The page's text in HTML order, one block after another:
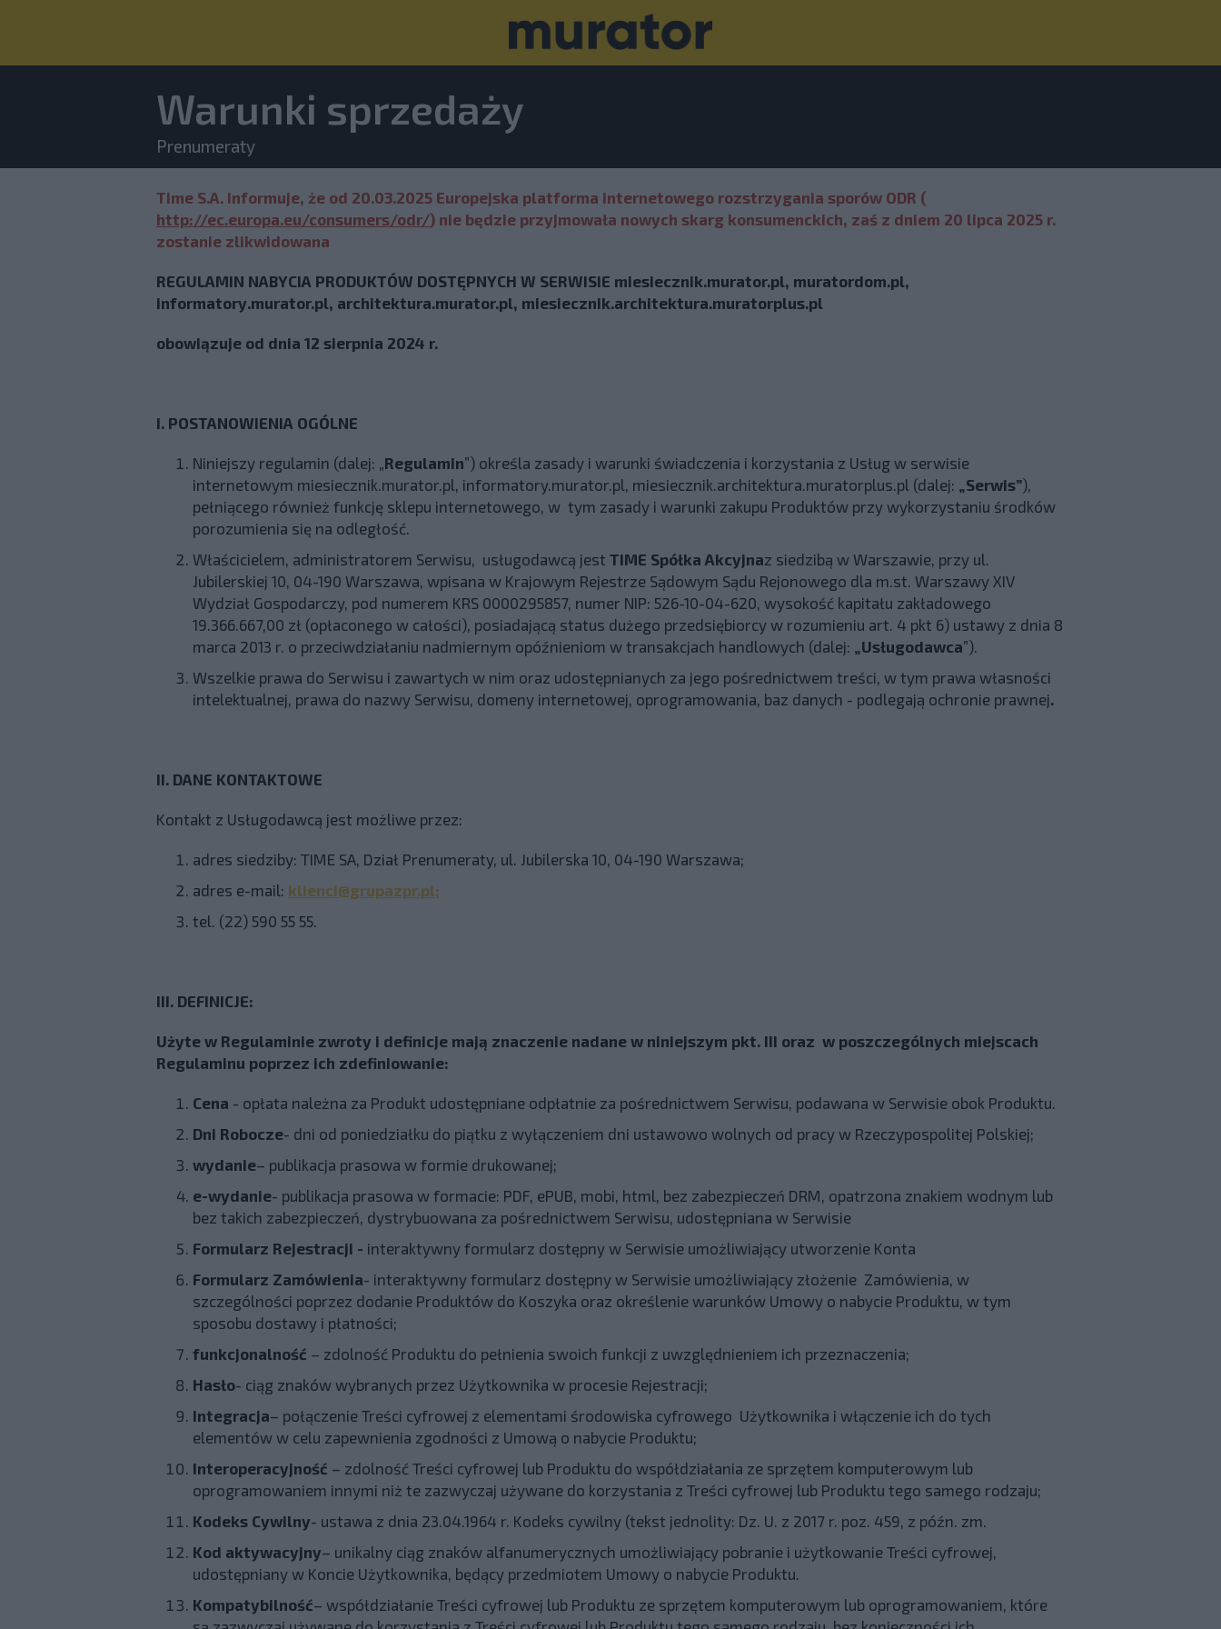
Warunki sprzedaży
Prenumeraty
Time S.A. informuje, że od 20.03.2025 Europejska platforma internetowego rozstrzygania sporów ODR (
http://ec.europa.eu/consumers/odr/) nie będzie przyjmowała nowych skarg konsumenckich, zaś z dniem 20 lipca 2025 r.
zostanie zlikwidowana
REGULAMIN NABYCIA PRODUKTÓW DOSTĘPNYCH W SERWISIE miesiecznik.murator.pl, muratordom.pl,
informatory.murator.pl, architektura.murator.pl, miesiecznik.architektura.muratorplus.pl
obowiązuje od dnia 12 sierpnia 2024 r.
I. POSTANOWIENIA OGÓLNE
Niniejszy regulamin (dalej: „Regulamin”) określa zasady i warunki świadczenia i korzystania z Usług w serwisie
internetowym miesiecznik.murator.pl, informatory.murator.pl, miesiecznik.architektura.muratorplus.pl (dalej: „Serwis”),
pełniącego również funkcję sklepu internetowego, w tym zasady i warunki zakupu Produktów przy wykorzystaniu środków
porozumienia się na odległość.
Właścicielem, administratorem Serwisu, usługodawcą jest TIME Spółka Akcyjnaz siedzibą w Warszawie, przy ul.
Jubilerskiej 10, 04-190 Warszawa, wpisana w Krajowym Rejestrze Sądowym Sądu Rejonowego dla m.st. Warszawy XIV
Wydział Gospodarczy, pod numerem KRS 0000295857, numer NIP: 526-10-04-620, wysokość kapitału zakładowego
19.366.667,00 zł (opłaconego w całości), posiadającą status dużego przedsiębiorcy w rozumieniu art. 4 pkt 6) ustawy z dnia 8
marca 2013 r. o przeciwdziałaniu nadmiernym opóźnieniom w transakcjach handlowych (dalej: „Usługodawca”).
Wszelkie prawa do Serwisu i zawartych w nim oraz udostępnianych za jego pośrednictwem treści, w tym prawa własności
intelektualnej, prawa do nazwy Serwisu, domeny internetowej, oprogramowania, baz danych - podlegają ochronie prawnej.
II. DANE KONTAKTOWE
Kontakt z Usługodawcą jest możliwe przez:
adres siedziby: TIME SA, Dział Prenumeraty, ul. Jubilerska 10, 04-190 Warszawa;
adres e-mail: klienci@grupazpr.pl;
tel. (22) 590 55 55.
III. DEFINICJE:
Użyte w Regulaminie zwroty i definicje mają znaczenie nadane w niniejszym pkt. III oraz w poszczególnych miejscach
Regulaminu poprzez ich zdefiniowanie:
Cena - opłata należna za Produkt udostępniane odpłatnie za pośrednictwem Serwisu, podawana w Serwisie obok Produktu.
Dni Robocze- dni od poniedziałku do piątku z wyłączeniem dni ustawowo wolnych od pracy w Rzeczypospolitej Polskiej;
wydanie– publikacja prasowa w formie drukowanej;
e-wydanie- publikacja prasowa w formacie: PDF, ePUB, mobi, html, bez zabezpieczeń DRM, opatrzona znakiem wodnym lub
bez takich zabezpieczeń, dystrybuowana za pośrednictwem Serwisu, udostępniana w Serwisie
Formularz Rejestracji - interaktywny formularz dostępny w Serwisie umożliwiający utworzenie Konta
Formularz Zamówienia- interaktywny formularz dostępny w Serwisie umożliwiający złożenie Zamówienia, w
szczególności poprzez dodanie Produktów do Koszyka oraz określenie warunków Umowy o nabycie Produktu, w tym
sposobu dostawy i płatności;
funkcjonalność – zdolność Produktu do pełnienia swoich funkcji z uwzględnieniem ich przeznaczenia;
Hasło- ciąg znaków wybranych przez Użytkownika w procesie Rejestracji;
Integracja– połączenie Treści cyfrowej z elementami środowiska cyfrowego Użytkownika i włączenie ich do tych
elementów w celu zapewnienia zgodności z Umową o nabycie Produktu;
Interoperacyjność – zdolność Treści cyfrowej lub Produktu do współdziałania ze sprzętem komputerowym lub
oprogramowaniem innymi niż te zazwyczaj używane do korzystania z Treści cyfrowej lub Produktu tego samego rodzaju;
Kodeks Cywilny- ustawa z dnia 23.04.1964 r. Kodeks cywilny (tekst jednolity: Dz. U. z 2017 r. poz. 459, z późn. zm.
Kod aktywacyjny– unikalny ciąg znaków alfanumerycznych umożliwiający pobranie i użytkowanie Treści cyfrowej,
udostępniany w Koncie Użytkownika, będący przedmiotem Umowy o nabycie Produktu.
Kompatybilność– współdziałanie Treści cyfrowej lub Produktu ze sprzętem komputerowym lub oprogramowaniem, które